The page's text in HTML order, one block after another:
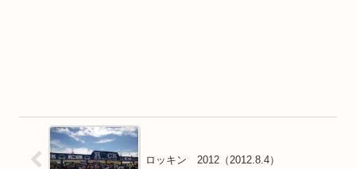
ロッキン 2012（2012.8.4）